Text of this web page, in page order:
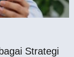
Strategi